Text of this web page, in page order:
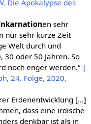
Die Apokalypse des
en sehr
nur sehr kurze Zeit
Welt durch und
30 oder 50 Jahren. So
noch enger werden.“ |
24. Folge, 2020,
Erdenentwicklung […]
dass eine irdische
denkbar ist als in